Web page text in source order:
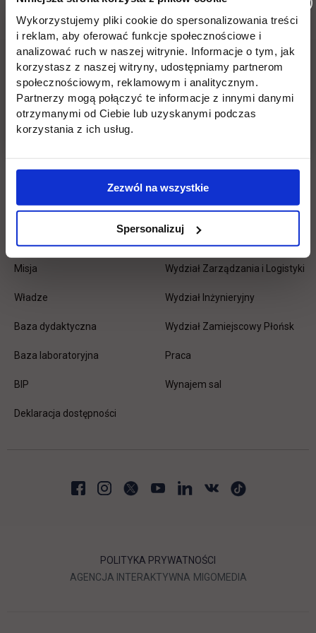
Wykorzystujemy pliki cookie do spersonalizowania treści
i reklam, aby oferować funkcje społecznościowe i
analizować ruch w naszej witrynie. Informacje o tym, jak
korzystasz z naszej witryny, udostępniamy partnerom
społecznościowym, reklamowym i analitycznym.
Partnerzy mogą połączyć te informacje z innymi danymi
otrzymanymi od Ciebie lub uzyskanymi podczas
korzystania z ich usług.
Zezwól na wszystkie
Spersonalizuj
Pomiń
stopkę
Informacje w stopce
Edukacja
Licencjackie
Inżynierskie
Magisterskie
Student
Wirtualna uczelnia
Dziekanat
Opłaty
Misja
Władze
Baza dydaktyczna
Baza laboratoryjna
BIP
Deklaracja dostępności
Kontakt
Wydział Zarządzania i Logistyki
Wydział Inżynieryjny
Wydział Zamiejscowy Płońsk
Praca
Wynajem sal
POLITYKA PRYWATNOŚCI
AGENCJA INTERAKTYWNA LINK OTWIERA SIĘ W
MIGOMEDIA